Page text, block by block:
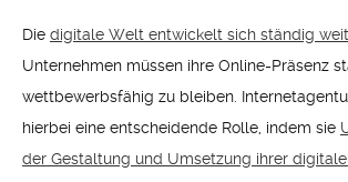
Die digitale Welt entwickelt sich ständig
Unternehmen müssen ihre Online-Präsenz
wettbewerbsfähig zu bleiben.
hierbei eine entscheidende Rolle, indem sie
der Gestaltung und Umsetzung ihrer